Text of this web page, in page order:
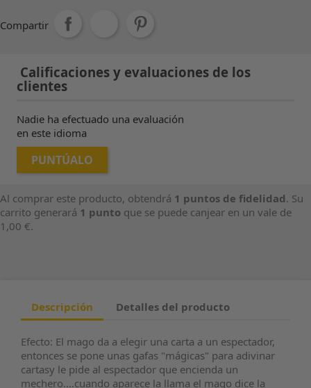
Compartir
Calificaciones y evaluaciones de los
clientes
Nadie ha efectuado una evaluación
en este idioma
PUNTÚALO
Al comprar este producto, obtendrá 1 puntos de fidelidad. Su
carrito generará 1 punto que se puede canjear en un vale de
1,00 €.
Descripción Detalles del producto
Efecto: El mago da a elegir una carta a un espectador,
entonces se pone unas gafas "mágicas" para adivinar
cartasy le pide al espectador que encienda un
mechero....cuando aparece la llama el mago dice la